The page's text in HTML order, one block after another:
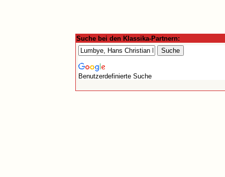
Suche bei den Klassika-Partnern:
Benutzerdefinierte Suche